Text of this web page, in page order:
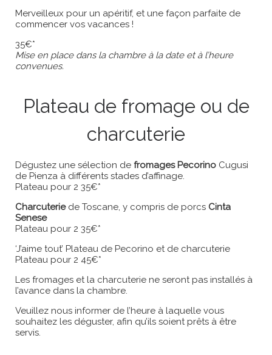
Merveilleux pour un apéritif, et une façon parfaite de
commencer vos vacances !
35€*
Mise en place dans la chambre à la date et à l’heure
convenues.
Plateau de fromage ou de
charcuterie
Dégustez une sélection de fromages Pecorino Cugusi
de Pienza à différents stades d’affinage.
Plateau pour 2 35€*
Charcuteriede Toscane, y compris de porcs Cinta
Senese
Plateau pour 2 35€*
‘J’aime tout’ Plateau de Pecorino et de charcuterie
Plateau pour 2 45€*
Les fromages et la charcuterie ne seront pas installés à
l’avance dans la chambre.
Veuillez nous informer de l’heure à laquelle vous
souhaitez les déguster, afin qu’ils soient prêts à être
servis.